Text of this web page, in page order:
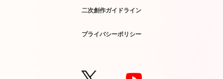
二次創作ガイドライン
プライバシーポリシー